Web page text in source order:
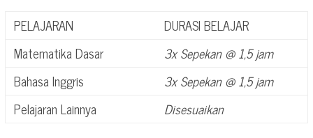
PELAJARAN
DURASI BELAJAR
Matematika Dasar
3x Sepekan @ 1,5 jam
Bahasa Inggris
3x Sepekan @ 1,5 jam
Pelajaran Lainnya
Disesuaikan